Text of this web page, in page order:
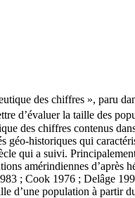
des chiffres », paru
d’évaluer la taille des
des chiffres contenus
historiques qui
qui a suivi.
amérindiennes d’après
; Cook 1976 ; Delâge
population à partir